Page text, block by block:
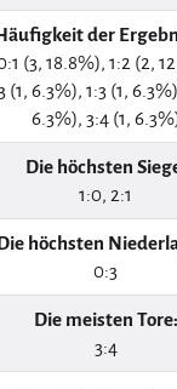
der
(3, 18.8%), 1:2 (2,
(1, 6.3%), 1:3 (1,
6.3%), 3:4 (1,
Die höchsten
1:0, 2:1
höchsten
0:3
Die meisten Tore:
3:4